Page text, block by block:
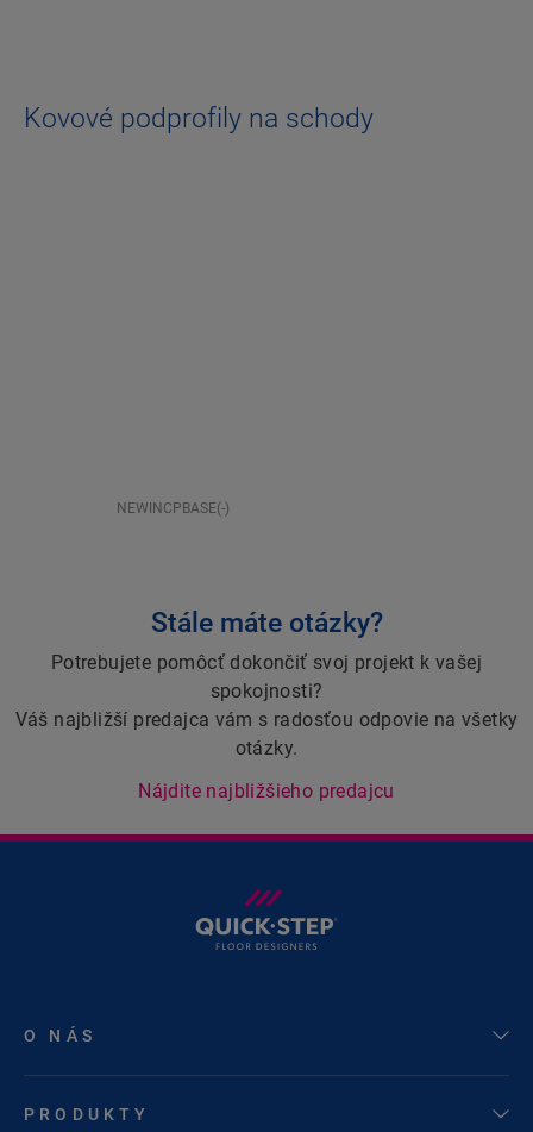
Kovové podprofily na schody
NEWINCPBASE(-)
Stále máte otázky?
Potrebujete pomôcť dokončiť svoj projekt k vašej
spokojnosti?
Váš najbližší predajca vám s radosťou odpovie na všetky
otázky.
Nájdite najbližšieho predajcu
O NÁS
PRODUKTY